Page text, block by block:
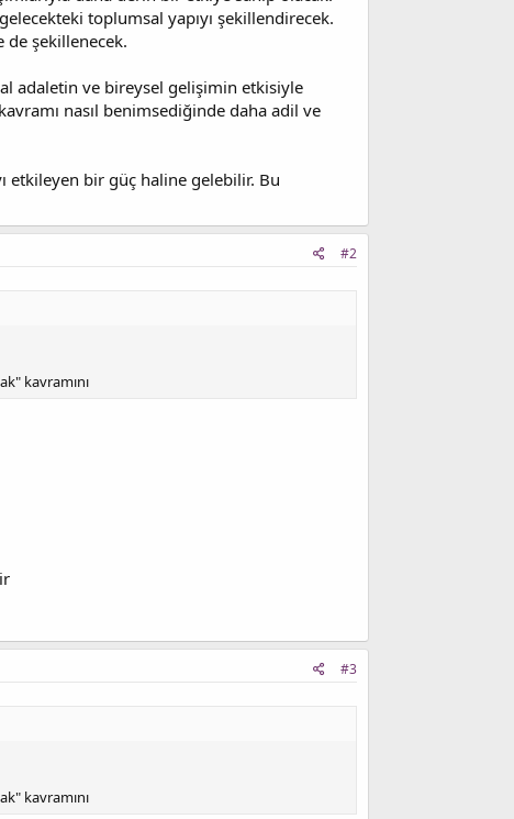
toplumsal yapıyı şekillendirecek.
şekillenecek.
adaletin ve bireysel gelişimin etkisiyle
nasıl benimsediğinde daha adil ve
etkileyen bir güç haline gelebilir. Bu
#2
kavramını
#3
kavramını